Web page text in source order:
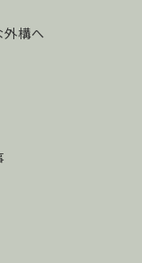
構へ